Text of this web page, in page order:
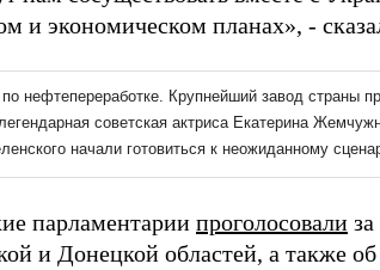
и экономическом планах», -
парламентарии проголосовали
и Донецкой областей, а также